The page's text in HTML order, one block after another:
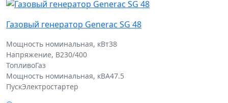
Газовый генератор Generac SG 48
Мощность номинальная, кВт38
Напряжение, В230/400
ТопливоГаз
Мощность номинальная, кВА47.5
ПускЭлектростартер